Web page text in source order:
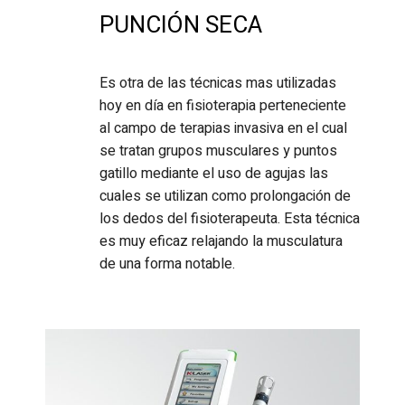
PUNCIÓN SECA
Es otra de las técnicas mas utilizadas
hoy en día en fisioterapia perteneciente
al campo de terapias invasiva en el cual
se tratan grupos musculares y puntos
gatillo mediante el uso de agujas las
cuales se utilizan como prolongación de
los dedos del fisioterapeuta. Esta técnica
es muy eficaz relajando la musculatura
de una forma notable.